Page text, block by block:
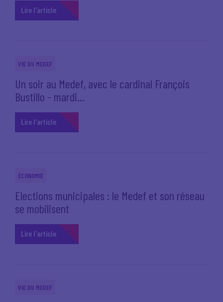
Lire l'article
VIE DU MEDEF
Un soir au Medef, avec le cardinal François
Bustillo - mardi...
Lire l'article
ÉCONOMIE
Elections municipales : le Medef et son réseau
se mobilisent
Lire l'article
VIE DU MEDEF